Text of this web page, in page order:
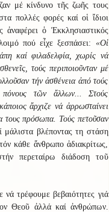
μέ κίνδυνο τῆς ζωῆς τους
πολλές φορές καί οἱ ἴδιοι
ὁ Ἐκκλησιαστικός
πού εἶχε ξεσπάσει: «Οἱ
καί φιλαδελφία, χωρίς νά
τούς περιποιοῦνταν μέ
τήν ἀσθένεια ἀπό τούς
πόνους τῶν ἄλλων... Στούς
ἄρχιζε νά ἀρρωσταίνει
τους πρόσωπα. Τούς πετοῦσαν
βλέποντας τη στάση
κάθε ἄνθρωπο ἀδιακρίτως,
περεταίρω διάδοση τοῦ
νά τρέφουμε βεβαιότητες γιά
Θεοῦ ἀλλά καί ἀνθρώπων.